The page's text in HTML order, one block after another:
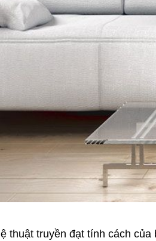
thuật truyền đạt tính cách